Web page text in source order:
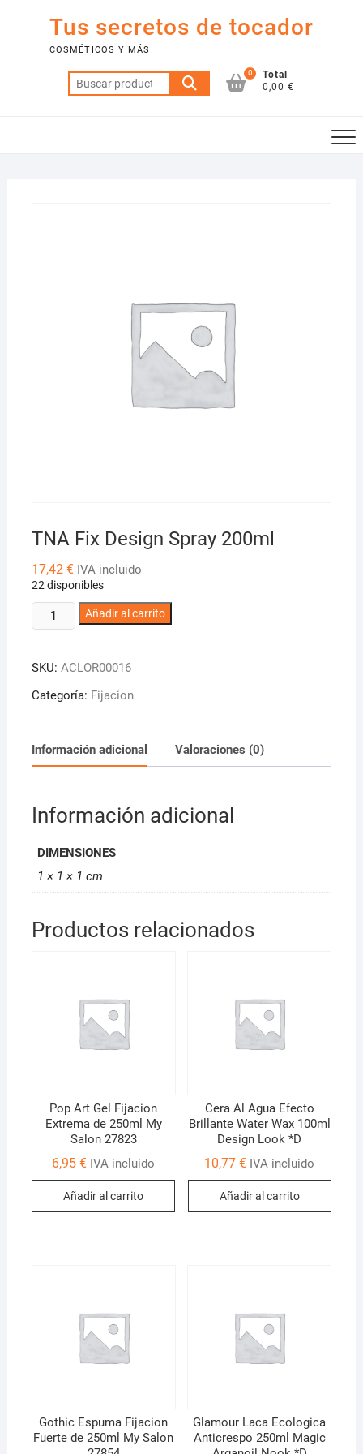
contenido
Tus secretos de tocador
COSMÉTICOS Y MÁS
Buscar
por:
0
Total
0,00 €
TNA Fix Design Spray 200ml
17,42 € IVA incluido
22 disponibles
TNA
Fix
Spray
200ml
Añadir al carrito
SKU: ACLOR00016
Categoría: Fijacion
Información adicional Valoraciones (0)
Información adicional
DIMENSIONES
1 × 1 × 1 cm
Productos relacionados
Pop Art Gel Fijacion
Extrema de 250ml My
Salon 27823
6,95€ IVA incluido
Añadir al carrito
Cera Al Agua Efecto
Brillante Water Wax 100ml
Design Look *D
10,77€ IVA incluido
Añadir al carrito
Gothic Espuma Fijacion
Fuerte de 250ml My Salon
Glamour Laca Ecologica
Anticrespo 250ml Magic